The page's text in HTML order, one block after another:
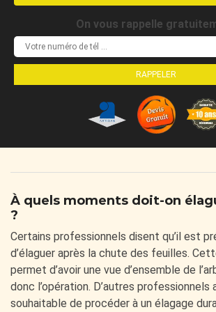
On vous rappelle
À quels moments doit-on
?
Certains professionnels disent qu’il est
d’élaguer après la chute des feuilles.
permet d’avoir une vue d’ensemble de
donc l’opération. D’autres professionnels
souhaitable de procéder à un élagage